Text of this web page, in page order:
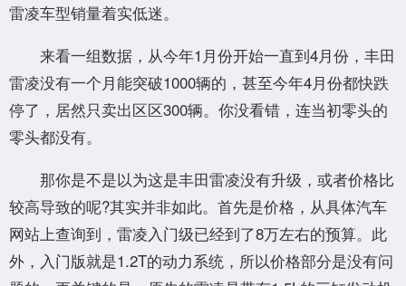
雷凌车型销量着实低迷。
来看一组数据，从今年1月份开始一直到4月份，丰田
雷凌没有一个月能突破1000辆的，甚至今年4月份都快跌
停了，居然只卖出区区300辆。你没看错，连当初零头的
零头都没有。
那你是不是以为这是丰田雷凌没有升级，或者价格比
较高导致的呢?其实并非如此。首先是价格，从具体汽车
网站上查询到，雷凌入门级已经到了8万左右的预算。此
外，入门版就是1.2T的动力系统，所以价格部分是没有问